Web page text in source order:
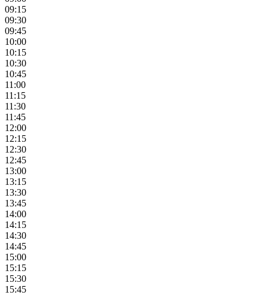
09:15
09:30
09:45
10:00
10:15
10:30
10:45
11:00
11:15
11:30
11:45
12:00
12:15
12:30
12:45
13:00
13:15
13:30
13:45
14:00
14:15
14:30
14:45
15:00
15:15
15:30
15:45